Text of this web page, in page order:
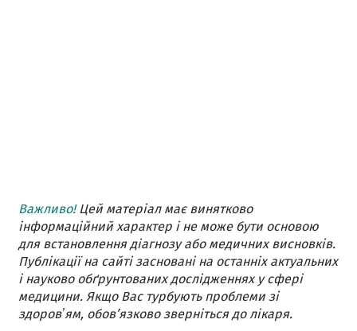
Важливо!Цей матеріал має винятково
інформаційний характер і не може бути основою
для встановлення діагнозу або медичних висновків.
Публікації на сайті засновані на останніх актуальних
і науково обґрунтованих дослідженнях у сфері
медицини. Якщо Вас турбують проблеми зі
здоровʼям, обов’язково зверніться до лікаря.